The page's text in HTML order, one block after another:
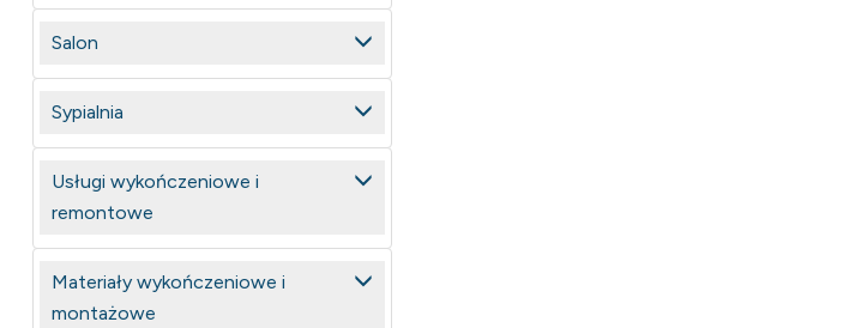
Salon
Sypialnia
Usługi wykończeniowe i
remontowe
Materiały wykończeniowe i
montażowe